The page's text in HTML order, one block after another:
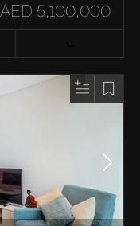
AED 5,100,000